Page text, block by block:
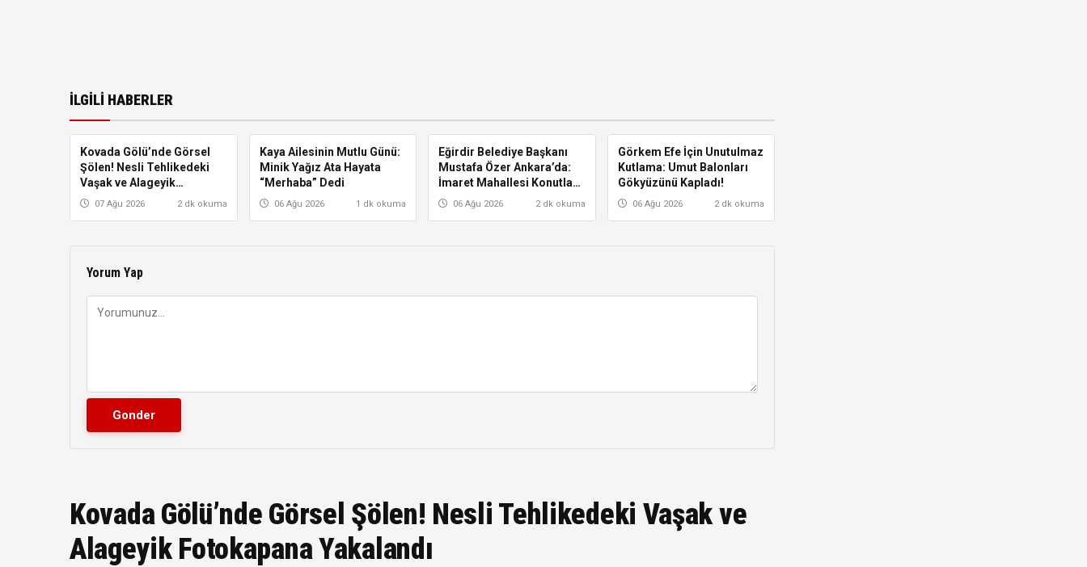
İLGILI HABERLER
ISPARTA
Kovada Gölü’nde Görsel
Şölen! Nesli Tehlikedeki
Vaşak ve Alageyik
Fotokapana Yakalandı
07 Ağu 2026 2 dk okuma
ISPARTA
Kaya Ailesinin Mutlu Günü:
Minik Yağız Ata Hayata
“Merhaba” Dedi
06 Ağu 2026 1 dk okuma
ISPARTA
Eğirdir Belediye Başkanı
Mustafa Özer Ankara’da:
İmaret Mahallesi Konutları
İçin Masaya Oturdu
06 Ağu 2026 2 dk okuma
ISPARTA
Görkem Efe İçin Unutulmaz
Kutlama: Umut Balonları
Gökyüzünü Kapladı!
06 Ağu 2026 2 dk okuma
Yorum Yap
Kovada Gölü’nde Görsel Şölen! Nesli Tehlikedeki Vaşak ve
Alageyik Fotokapana Yakalandı